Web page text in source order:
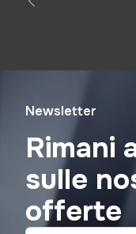
Newsletter
Rimani
sulle
offerte